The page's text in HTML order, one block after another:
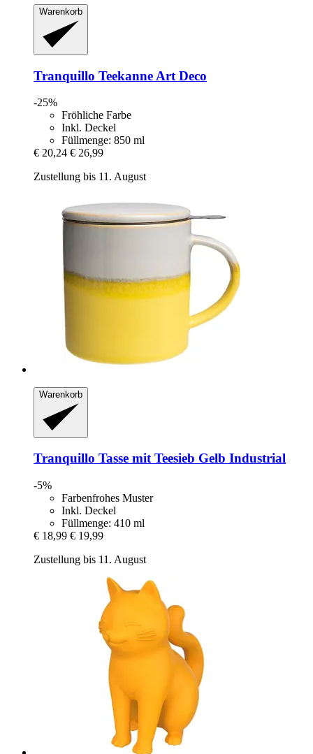
Warenkorb
Tranquillo Teekanne Art Deco
-25%
Fröhliche Farbe
Inkl. Deckel
Füllmenge: 850 ml
€ 20,24 € 26,99
Zustellung bis 11. August
Warenkorb
Tranquillo Tasse mit Teesieb Gelb Industrial
-5%
Farbenfrohes Muster
Inkl. Deckel
Füllmenge: 410 ml
€ 18,99 € 19,99
Zustellung bis 11. August